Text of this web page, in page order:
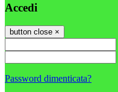
Accedi
button close ×
Password dimenticata?